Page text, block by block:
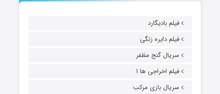
فیلم بادیگارد
فیلم دایره زنگی
سریال گنج مظفر
فیلم اخراجی ها ۱
سریال بازی مرکب